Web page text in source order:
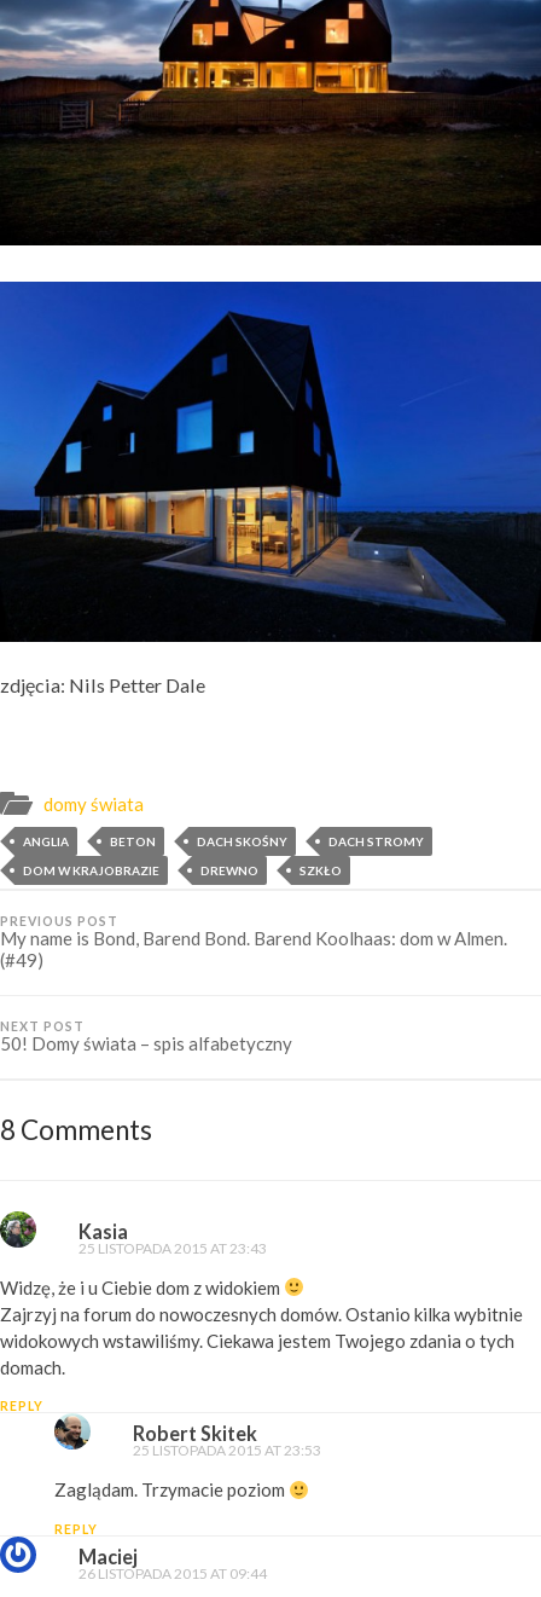
zdjęcia: Nils Petter Dale
domy świata
ANGLIA BETON DACH SKOŚNY
DACH STROMY
DOM W KRAJOBRAZIE
DREWNO SZKŁO
PREVIOUS POST
My name is Bond, Barend Bond. Barend Koolhaas: dom w Almen.
(#49)
NEXT POST
50! Domy świata – spis alfabetyczny
8 Comments
Kasia
25 LISTOPADA 2015 AT 23:43
Widzę, że i u Ciebie dom z widokiem
Zajrzyj na forum do nowoczesnych domów. Ostanio kilka wybitnie
widokowych wstawiliśmy. Ciekawa jestem Twojego zdania o tych
domach.
REPLY
Robert Skitek
25 LISTOPADA 2015 AT 23:53
Zaglądam. Trzymacie poziom
REPLY
Maciej
26 LISTOPADA 2015 AT 09:44